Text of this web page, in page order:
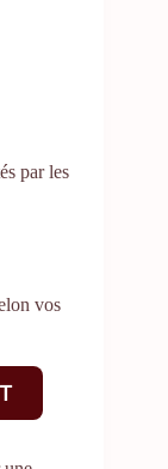
par les
vos